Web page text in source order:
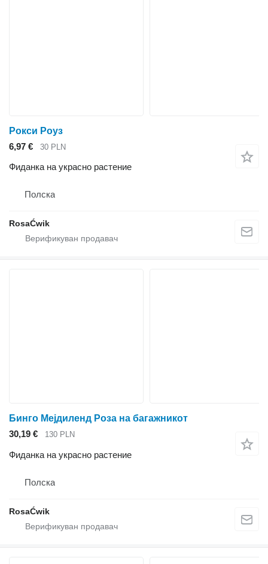
Рокси Роуз
6,97 €
30 PLN
Фиданка на украсно растение
Полска
RosaĆwik
Бинго Мејдиленд Роза на багажникот
30,19 €
130 PLN
Фиданка на украсно растение
Полска
RosaĆwik